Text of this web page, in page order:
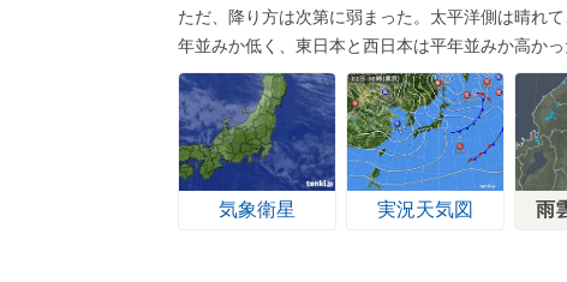
ただ、降り方は次第に弱まった。太平洋側は晴れ
年並みか低く、東日本と西日本は平年並みか高かっ
気象衛星 実況天気図 雨